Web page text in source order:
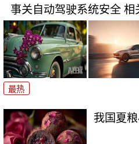
事关自动驾驶系统安全
最热
我国夏